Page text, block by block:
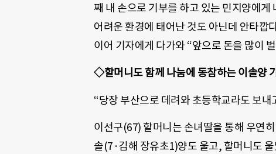
째 내 손으로 기부를 하고 있는 민지양에
어려운 환경에 태어난 것도 아닌데 안타깝
이어 기자에게 다가와 “앞으로 돈을 많이
◇할머니도 함께 나눔에 동참하는 이솔양
“당장 부산으로 데려와 초등학교라도 보내
이선구(67) 할머니는 손녀딸을 통해 우연
솔(7·김해 장유초1)양도 울고, 할머니도